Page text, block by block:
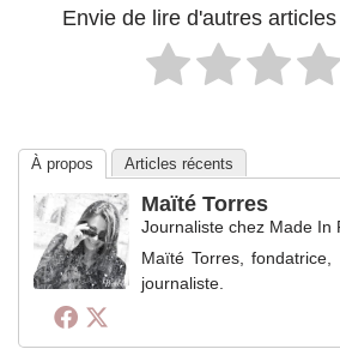
Envie de lire d'autres
À propos Articles récents
Maïté Torres
Journaliste chez Made In
Maïté Torres,
journaliste.